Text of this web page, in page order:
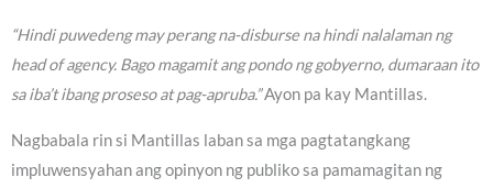
“Hindi puwedeng may perang na-disburse na hindi nalalaman ng
head of agency. Bago magamit ang pondo ng gobyerno, dumaraan ito
sa iba’t ibang proseso at pag-apruba.”Ayon pa kay Mantillas.
Nagbabala rin si Mantillas laban sa mga pagtatangkang
impluwensyahan ang opinyon ng publiko sa pamamagitan ng